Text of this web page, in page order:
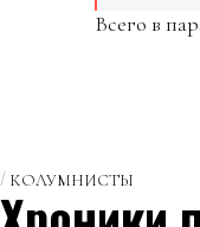
Всего в
КОЛУМНИСТЫ